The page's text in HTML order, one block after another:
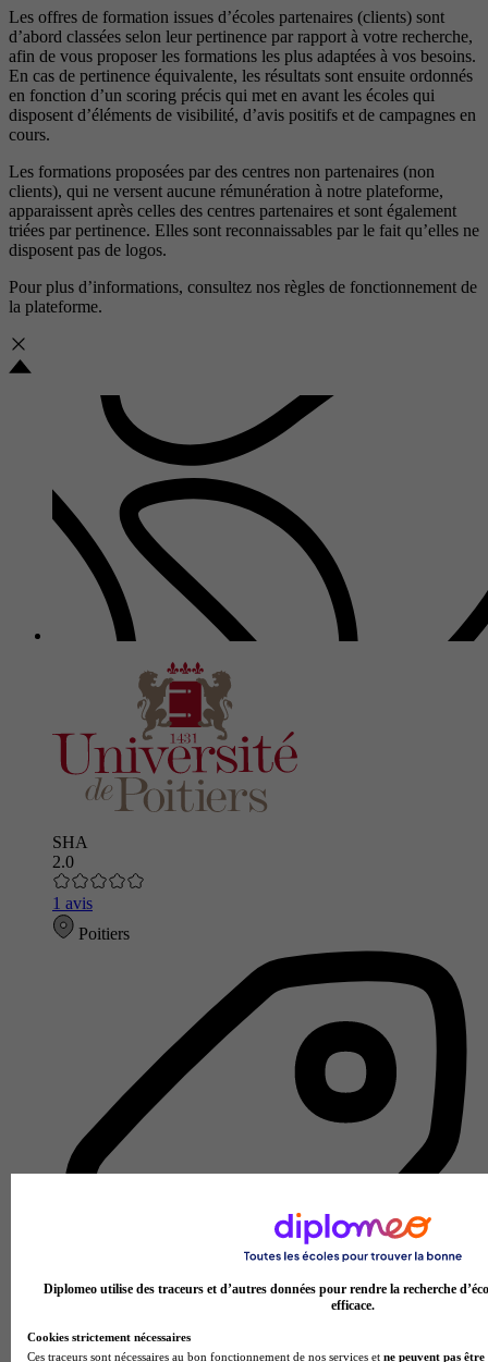
Les offres de formation issues d’écoles partenaires (clients) sont
d’abord classées selon leur pertinence par rapport à votre recherche,
afin de vous proposer les formations les plus adaptées à vos besoins.
En cas de pertinence équivalente, les résultats sont ensuite ordonnés
en fonction d’un scoring précis qui met en avant les écoles qui
disposent d’éléments de visibilité, d’avis positifs et de campagnes en
cours.
Les formations proposées par des centres non partenaires (non
clients), qui ne versent aucune rémunération à notre plateforme,
apparaissent après celles des centres partenaires et sont également
triées par pertinence. Elles sont reconnaissables par le fait qu’elles ne
disposent pas de logos.
Pour plus d’informations, consultez nos règles de fonctionnement de
la plateforme.
SHA
2.0
1 avis
Poitiers
Diplomeo utilise des traceurs et d’autres données pour rendre la recherche
efficace.
Cookies strictement nécessaires
Ces traceurs sont nécessaires au bon fonctionnement de nos services et ne peuvent pas être